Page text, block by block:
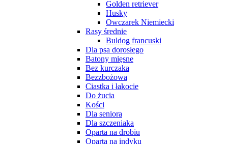
Golden retriever
Husky
Owczarek Niemiecki
Rasy średnie
Buldog francuski
Dla psa dorosłego
Batony mięsne
Bez kurczaka
Bezzbożowa
Ciastka i łakocie
Do żucia
Kości
Dla seniora
Dla szczeniaka
Oparta na drobiu
Oparta na indyku